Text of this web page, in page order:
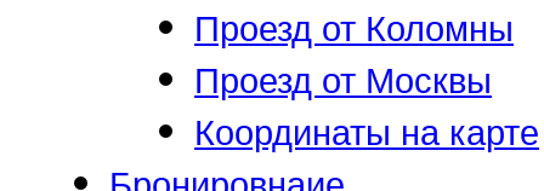
Проезд от Коломны
Проезд от Москвы
Координаты на карте